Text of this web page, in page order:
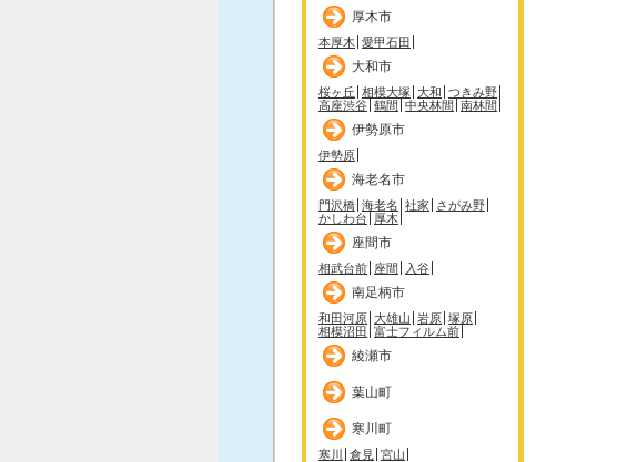
厚木市
本厚木 愛甲石田
大和市
桜ヶ丘 相模大塚 大和 つきみ野
高座渋谷 鶴間 中央林間 南林間
伊勢原市
伊勢原
海老名市
門沢橋 海老名 社家
さがみ野
かしわ台
厚木
座間市
相武台前 座間 入谷
南足柄市
和田河原 大雄山 岩原 塚原
相模沼田 富士フィルム前
綾瀬市
葉山町
寒川町
寒川 倉見 宮山